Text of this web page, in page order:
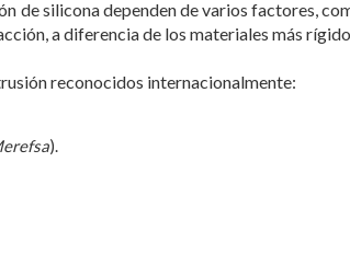
de silicona dependen de varios factores,
a diferencia de los materiales más
reconocidos internacionalmente:
).